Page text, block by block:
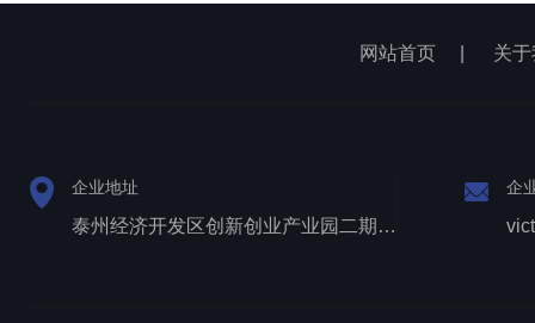
网站首页 关
企业地址
泰州经济开发区创新创业产业园二期1号厂房西侧三层
企